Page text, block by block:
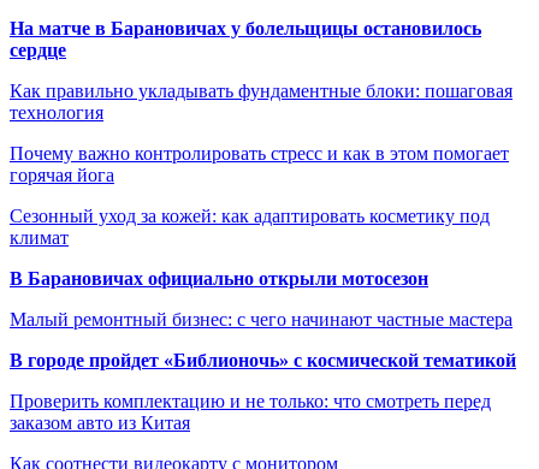
На матче в Барановичах у болельщицы остановилось
сердце
Как правильно укладывать фундаментные блоки: пошаговая
технология
Почему важно контролировать стресс и как в этом помогает
горячая йога
Сезонный уход за кожей: как адаптировать косметику под
климат
В Барановичах официально открыли мотосезон
Малый ремонтный бизнес: с чего начинают частные мастера
В городе пройдет «Библионочь» с космической тематикой
Проверить комплектацию и не только: что смотреть перед
заказом авто из Китая
Как соотнести видеокарту с монитором